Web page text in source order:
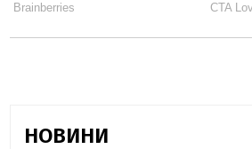
НОВИНИ